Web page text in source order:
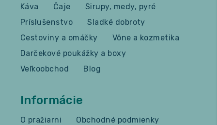
Káva Čaje
Sirupy, medy, pyré
Príslušenstvo
Sladké dobroty
Cestoviny a omáčky
Vône a kozmetika
Darčekové poukážky a boxy
Veľkoobchod
Blog
Informácie
O pražiarni
Obchodné podmienky